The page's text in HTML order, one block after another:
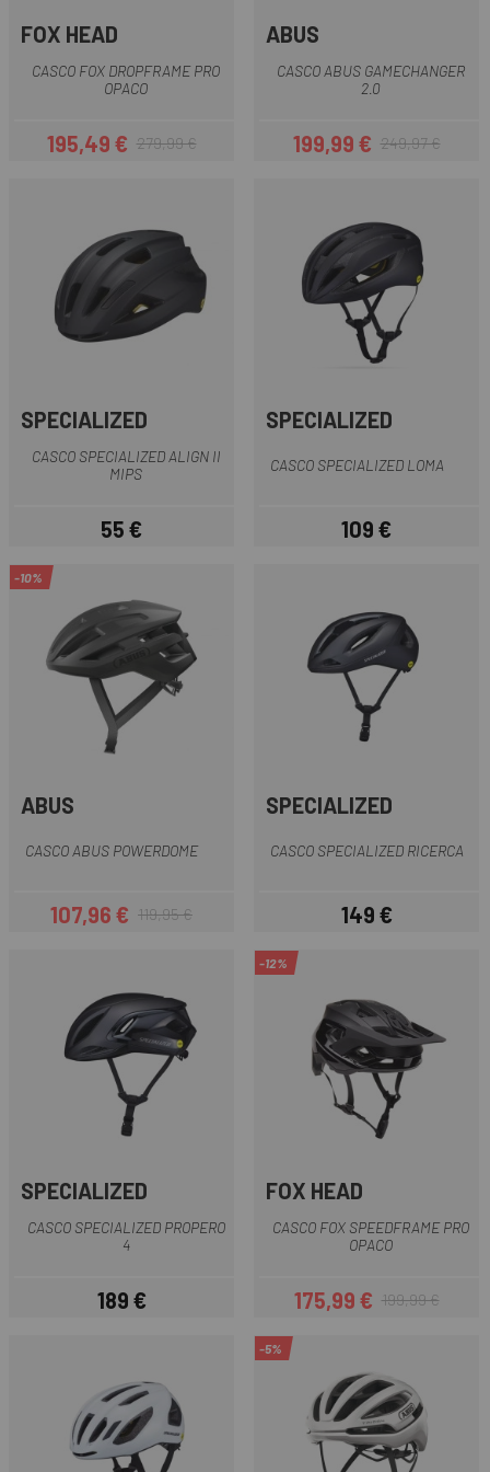
FOX HEAD
CASCO FOX DROPFRAME PRO
OPACO
Prezzo
195,49 €Prezzo base
279,99 €
ABUS
CASCO ABUS GAMECHANGER
2.0
Prezzo
199,99 €Prezzo base
249,97 €
SPECIALIZED
CASCO SPECIALIZED ALIGN II
MIPS
Prezzo
55 €
SPECIALIZED
CASCO SPECIALIZED LOMA
Prezzo
109 €
-10%
ABUS
CASCO ABUS POWERDOME
Prezzo
107,96 €Prezzo base
119,95 €
SPECIALIZED
CASCO SPECIALIZED RICERCA
Prezzo
149 €
SPECIALIZED
CASCO SPECIALIZED PROPERO
4
Prezzo
189 €
-12%
FOX HEAD
CASCO FOX SPEEDFRAME PRO
OPACO
Prezzo
175,99 €Prezzo base
199,99 €
-5%